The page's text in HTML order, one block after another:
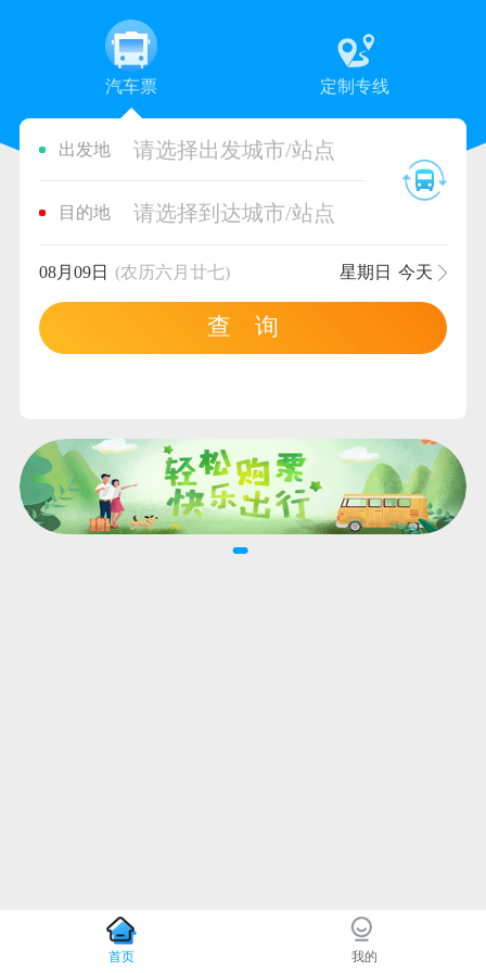
汽车票 定制专线
出发地 请选择出发城市/站点
目的地 请选择到达城市/站点
08月09日 (农历六月廿七) 星期日 今天
查 询
首页 我的